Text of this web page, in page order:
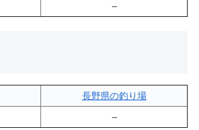
–
長野県の釣り場
–